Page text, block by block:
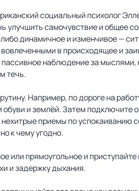
социальный психолог
улучшить самочувствие и общее
динамичное и изменчивое —
в происходящее и
наблюдение за мыслями,
течь.
Например, по дороге на
и землёй. Затем подключите
приемы по успокаиванию
к чему угодно.
или прямоугольное и
и задержку дыхания.